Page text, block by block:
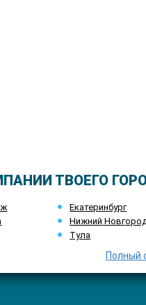
ТВОЕГО
Екатеринбург
Нижний
Тула
Полный